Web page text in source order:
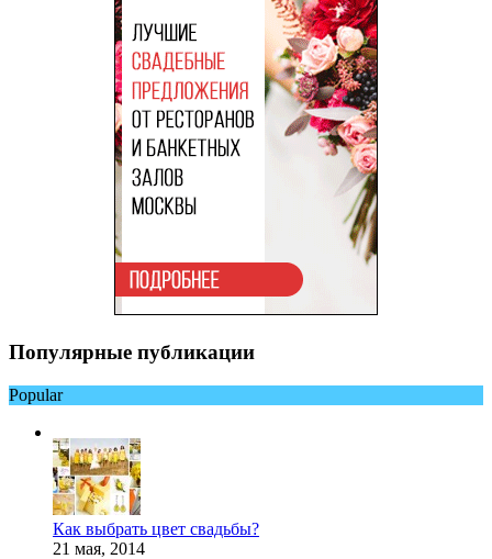
Популярные публикации
Popular
Как выбрать цвет свадьбы?
21 мая, 2014